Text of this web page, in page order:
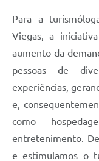
Para a
Viegas, a
aumento da
pessoas de
experiências,
e,
como
entretenimento.
e estimulamos o